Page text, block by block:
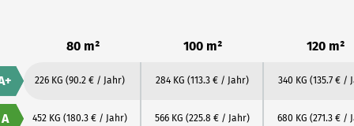
80 m² 100 m² 120 m²
226 KG (90.2 € / Jahr) 284 KG (113.3 € / Jahr) 340 KG (135.7 € /
A 452 KG (180.3 € / Jahr) 566 KG (225.8 € / Jahr) 680 KG (271.3 € /